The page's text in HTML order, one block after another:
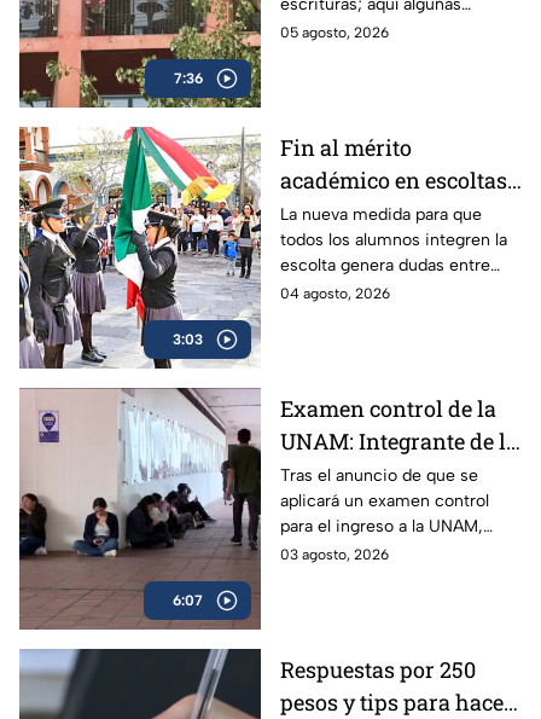
7:36
tu patrimonio en CDMX
escrituras; aquí algunas
recomendaciones de expertos
05 agosto, 2026
3:03
Fin al mérito
académico en escoltas
escolares: La nueva
medida de equidad que
divide a padres y
expertos
La nueva medida para que
todos los alumnos integren la
escolta genera dudas entre
padres y especialistas. Así
04 agosto, 2026
6:07
Examen control de la
UNAM: Integrante de la
Comisión Técnica
explica a quiénes se
aplicará y cómo
funcionará | VIDEO
Tras el anuncio de que se
aplicará un examen control
para el ingreso a la UNAM,
surgieron muchas dudas
03 agosto, 2026
Respuestas por 250
pesos y tips para hacer